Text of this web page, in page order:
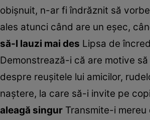
obişnuit, n-ar fi îndrăznit să
ales atunci când are un eşec,
să-l lauzi mai des Lipsa de
Demonstrează-i că are motive
despre reuşitele lui amicilor,
naştere, la care să-i invite pe
aleagă singur Transmite-i